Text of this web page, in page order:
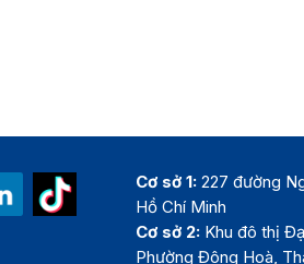
Cơ sở 1: 227 đường
Hồ Chí Minh
Cơ sở 2: Khu đô thị
Phường Đông Hoà,